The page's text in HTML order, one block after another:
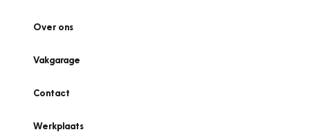
Over ons
Vakgarage
Contact
Werkplaats